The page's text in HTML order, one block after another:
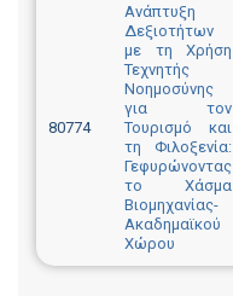
80774
Ανάπτυξη
Δεξιοτήτων
με τη Χρήση
Τεχνητής
Νοημοσύνης
για τον
Τουρισμό και
τη Φιλοξενία:
Γεφυρώνοντας
το Χάσμα
Βιομηχανίας-
Ακαδημαϊκού
Χώρου